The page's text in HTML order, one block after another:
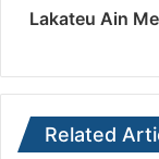
Lakateu Ain
Related